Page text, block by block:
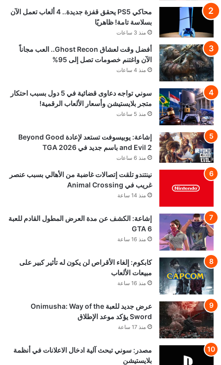
محاكي PS5 يحقق قفزة جديدة.. 4 ألعاب تعمل الآن
بسلاسة تامة! ظاهريًا
منذ 3 ساعات
أفضل وقت لعشاق Ghost Recon.. العب مجاناً
الآن واغتنم خصومات تصل إلى 95%
منذ 4 ساعات
سوني تواجه دعاوى قضائية في 5 دول بسبب احتكار
متجر بلايستيشن وأسعار الألعاب الرقمية!
منذ 5 ساعات
إشاعة: يوبيسوفت تستعد لإعادة Beyond Good
and Evil 2 باسم جديد في TGA 2026
منذ 6 ساعات
نينتندو تلقت إتصالات غاضبة من الأهالي بسبب عنصر
غريب في Animal Crossing
منذ 14 ساعة
إشاعة: الكشف عن مدة العرض المطول القادم للعبة
GTA 6
منذ 16 ساعة
كابكوم: إلغاء الأقراص لن يكون له تأثير كبير على
مبيعات الألعاب
منذ 16 ساعة
عرض جديد للعبة Onimusha: Way of the
Sword يؤكد موعد الإطلاق
منذ 17 ساعة
مصدر: سوني تبحث آلية ادخال الاعلانات في أنظمة
بلايستيشن